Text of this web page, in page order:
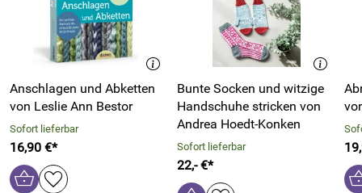
Anschlagen und Abketten
von Leslie Ann Bestor
Sofort lieferbar
16,90 €*
Bunte Socken und witzige
Handschuhe stricken von
Andrea Hoedt-Konken
Sofort lieferbar
22,- €*